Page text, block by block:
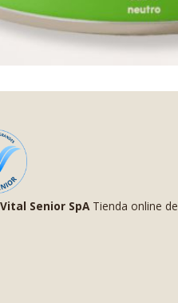
Vital Senior SpATienda online